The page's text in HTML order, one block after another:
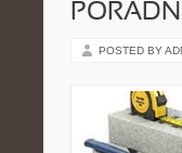
POSTED BY